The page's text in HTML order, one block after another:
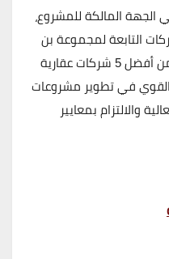
الجهة المالكة للمشروع،
التابعة لمجموعةبن
. تُصنف المراسم ضمن أفضل 5 شركات عقارية
في تطوير مشروعات
والالتزام بمعايير